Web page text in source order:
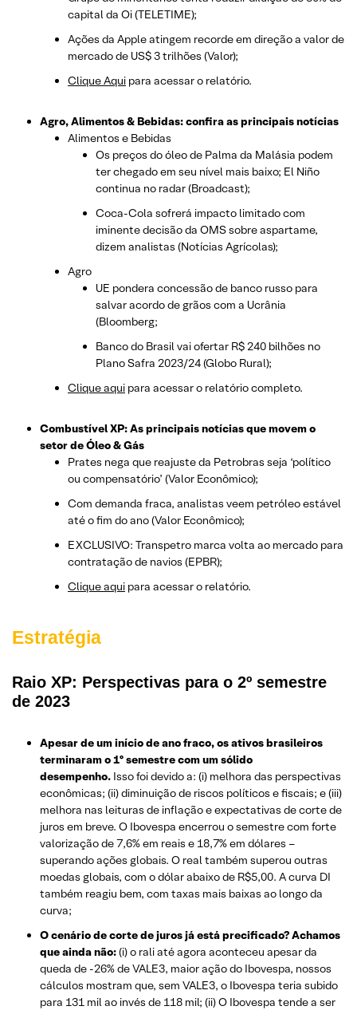
capital da Oi (TELETIME);
Ações da Apple atingem recorde em direção a valor de
mercado de US$ 3 trilhões (Valor);
Clique Aqui para acessar o relatório.
Agro, Alimentos & Bebidas: confira as principais notícias
Alimentos e Bebidas
Os preços do óleo de Palma da Malásia podem
ter chegado em seu nível mais baixo; El Niño
continua no radar (Broadcast);
Coca-Cola sofrerá impacto limitado com
iminente decisão da OMS sobre aspartame,
dizem analistas (Notícias Agrícolas);
Agro
UE pondera concessão de banco russo para
salvar acordo de grãos com a Ucrânia
(Bloomberg;
Banco do Brasil vai ofertar R$ 240 bilhões no
Plano Safra 2023/24 (Globo Rural);
Clique aqui para acessar o relatório completo.
Combustível XP: As principais notícias que movem o
setor de Óleo & Gás
Prates nega que reajuste da Petrobras seja ‘político
ou compensatório’ (Valor Econômico);
Com demanda fraca, analistas veem petróleo estável
até o fim do ano (Valor Econômico);
EXCLUSIVO: Transpetro marca volta ao mercado para
contratação de navios (EPBR);
Clique aqui para acessar o relatório.
Estratégia
Raio XP: Perspectivas para o 2º semestre
de 2023
Apesar de um início de ano fraco, os ativos brasileiros
terminaram o 1º semestre com um sólido
desempenho. Isso foi devido a: (i) melhora das perspectivas
econômicas; (ii) diminuição de riscos políticos e fiscais; e (iii)
melhora nas leituras de inflação e expectativas de corte de
juros em breve. O Ibovespa encerrou o semestre com forte
valorização de 7,6% em reais e 18,7% em dólares –
superando ações globais. O real também superou outras
moedas globais, com o dólar abaixo de R$5,00. A curva DI
também reagiu bem, com taxas mais baixas ao longo da
curva;
O cenário de corte de juros já está precificado? Achamos
que ainda não:(i) o rali até agora aconteceu apesar da
queda de -26% de VALE3, maior ação do Ibovespa, nossos
cálculos mostram que, sem VALE3, o Ibovespa teria subido
para 131 mil ao invés de 118 mil; (ii) O Ibovespa tende a ser